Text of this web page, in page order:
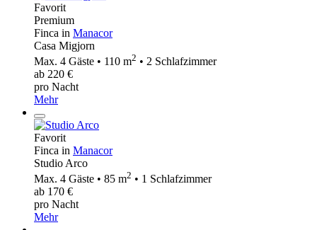
Favorit
Premium
Finca in Manacor
Casa Migjorn
Max. 4 Gäste • 110 m2 • 2 Schlafzimmer
ab 220 €
pro Nacht
Mehr
Favorit
Finca in Manacor
Studio Arco
Max. 4 Gäste • 85 m2 • 1 Schlafzimmer
ab 170 €
pro Nacht
Mehr